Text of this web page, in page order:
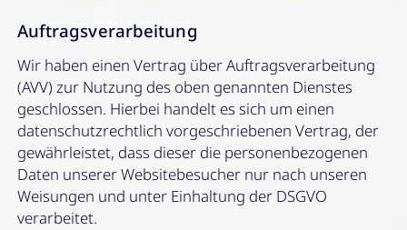
Auftragsverarbeitung
Wir haben einen Vertrag über Auftragsverarbeitung
(AVV) zur Nutzung des oben genannten Dienstes
geschlossen. Hierbei handelt es sich um einen
datenschutzrechtlich vorgeschriebenen Vertrag, der
gewährleistet, dass dieser die personenbezogenen
Daten unserer Websitebesucher nur nach unseren
Weisungen und unter Einhaltung der DSGVO
verarbeitet.